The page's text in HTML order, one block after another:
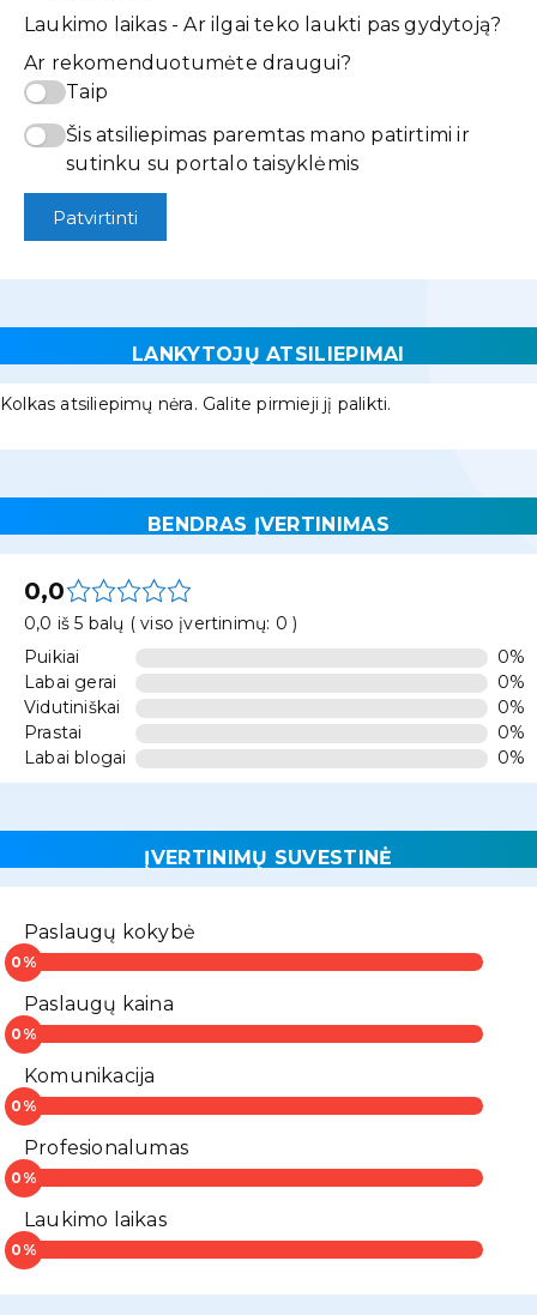
Laukimo laikas - Ar ilgai teko laukti pas gydytoją?
Ar rekomenduotumėte draugui?
Taip
Šis atsiliepimas paremtas mano patirtimi ir
sutinku su portalo taisyklėmis
Patvirtinti
LANKYTOJŲ ATSILIEPIMAI
Kolkas atsiliepimų nėra. Galite pirmieji jį palikti.
BENDRAS ĮVERTINIMAS
0,0
0,0 iš 5 balų ( viso įvertinimų: 0 )
Puikiai
0%
Labai gerai
0%
Vidutiniškai
0%
Prastai
0%
Labai blogai
0%
ĮVERTINIMŲ SUVESTINĖ
Paslaugų kokybė
Paslaugų kaina
Komunikacija
Profesionalumas
Laukimo laikas